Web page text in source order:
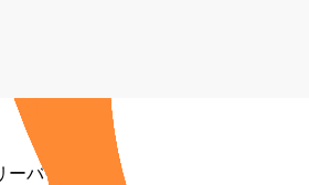
ーバイヤー（法人営業
ーバイヤーへ